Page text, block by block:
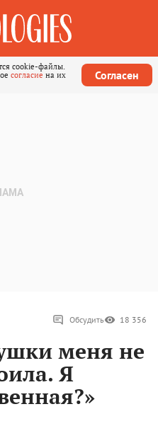
cookie-файлы.
согласие на их
Согласен
Обсудить 18 356
меня не
Я